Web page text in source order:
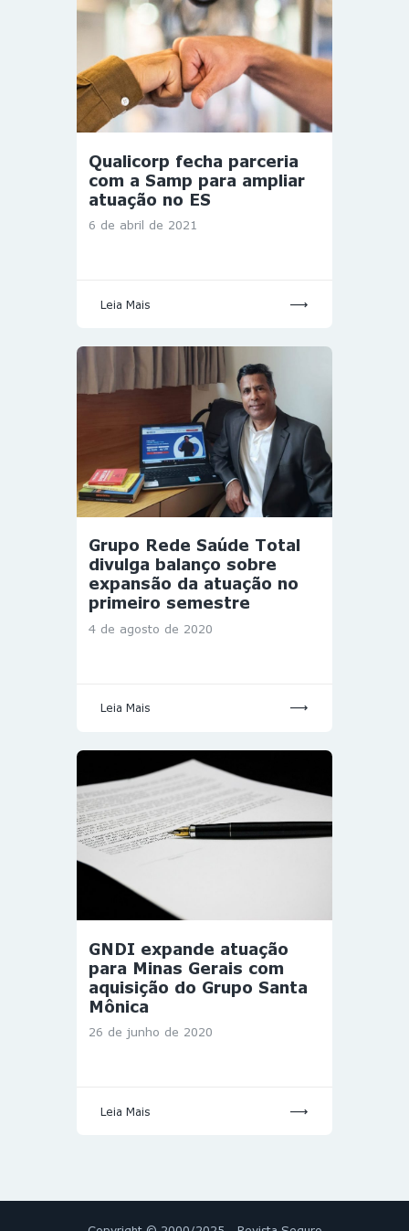
Qualicorp fecha parceria
com a Samp para ampliar
atuação no ES
6 de abril de 2021
Leia Mais
Grupo Rede Saúde Total
divulga balanço sobre
expansão da atuação no
primeiro semestre
4 de agosto de 2020
Leia Mais
GNDI expande atuação
para Minas Gerais com
aquisição do Grupo Santa
Mônica
26 de junho de 2020
Leia Mais